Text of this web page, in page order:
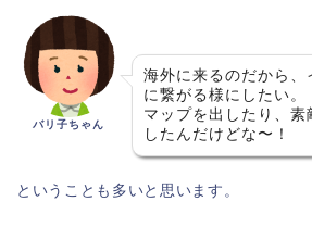
バリ子ちゃん
海外に来るのだから、
に繋がる様にしたい。
マップを出したり、
したんだけどな〜！
ということも多いと思います。